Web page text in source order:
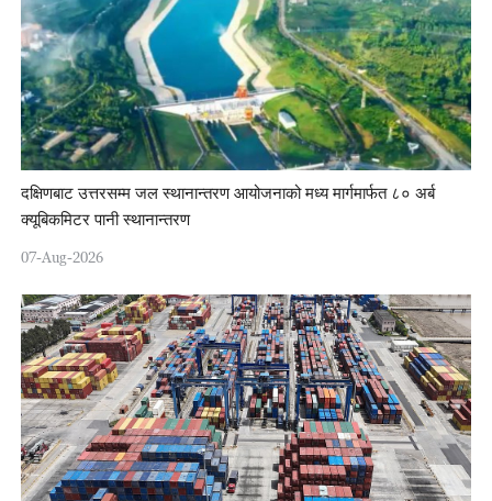
दक्षिणबाट उत्तरसम्म जल स्थानान्तरण आयोजनाको मध्य मार्गमार्फत ८० अर्ब
क्यूबिकमिटर पानी स्थानान्तरण
07-Aug-2026